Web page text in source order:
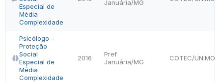
Especial de
Média
Complexidade
Januária/MG
Psicólogo -
Proteção
Social
Especial de
Média
Complexidade
2016
Pref.
Januária/MG
COTEC/